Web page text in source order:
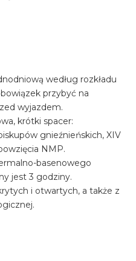
według rozkładu
przybyć na
wyjazdem.
krótki spacer:
gnieźnieńskich, XIV
NMP.
basenowego
jest 3 godziny.
i otwartych, a także z